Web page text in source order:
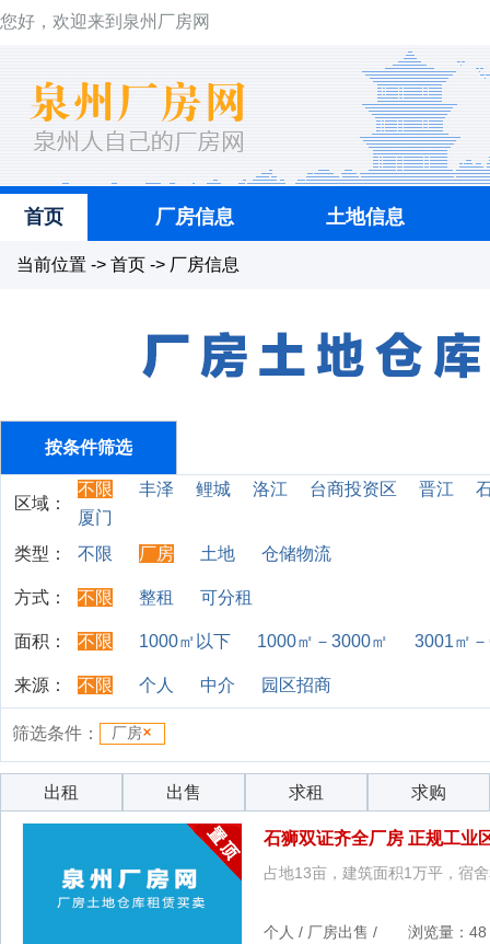
您好，欢迎来到泉州厂房网
首页 厂房信息 土地信息
当前位置 -> 首页 -> 厂房信息
按条件筛选
区域：
不限 丰泽 鲤城 洛江 台商投资区 晋江
厦门
类型：
不限 厂房 土地 仓储物流
方式： 不限 整租 可分租
面积： 不限 1000㎡以下 1000㎡－3000㎡ 3001㎡
来源： 不限 个人 中介 园区招商
筛选条件： 厂房
出租 出售 求租 求购
石狮双证齐全厂房 正规工业
占地13亩，建筑面积1万平，宿
个人 / 厂房出售 / 浏览量：